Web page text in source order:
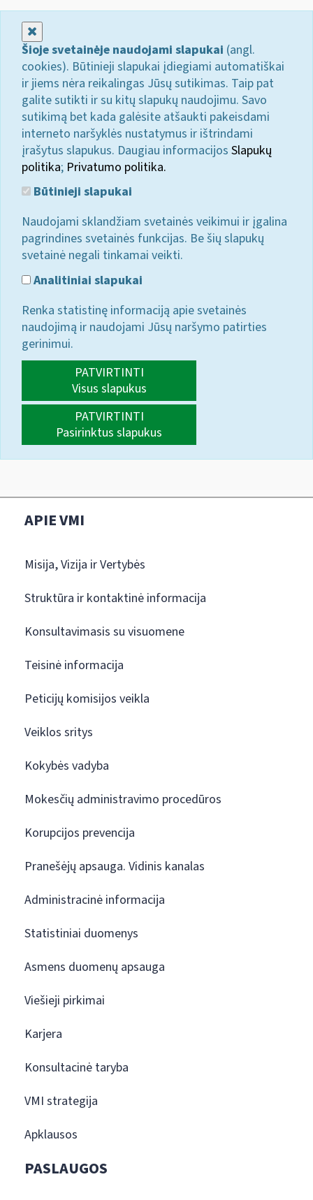
Šioje svetainėje naudojami slapukai (angl.
cookies). Būtinieji slapukai įdiegiami automatiškai
ir jiems nėra reikalingas Jūsų sutikimas. Taip pat
galite sutikti ir su kitų slapukų naudojimu. Savo
sutikimą bet kada galėsite atšaukti pakeisdami
interneto naršyklės nustatymus ir ištrindami
įrašytus slapukus. Daugiau informacijos Slapukų
politika; Privatumo politika.
Būtinieji slapukai
Naudojami sklandžiam svetainės veikimui ir įgalina
pagrindines svetainės funkcijas. Be šių slapukų
svetainė negali tinkamai veikti.
Analitiniai slapukai
Renka statistinę informaciją apie svetainės
naudojimą ir naudojami Jūsų naršymo patirties
gerinimui.
PATVIRTINTI
Visus slapukus
PATVIRTINTI
Pasirinktus slapukus
APIE VMI
Misija, Vizija ir Vertybės
Struktūra ir kontaktinė informacija
Konsultavimasis su visuomene
Teisinė informacija
Peticijų komisijos veikla
Veiklos sritys
Kokybės vadyba
Mokesčių administravimo procedūros
Korupcijos prevencija
Pranešėjų apsauga. Vidinis kanalas
Administracinė informacija
Statistiniai duomenys
Asmens duomenų apsauga
Viešieji pirkimai
Karjera
Konsultacinė taryba
VMI strategija
Apklausos
PASLAUGOS